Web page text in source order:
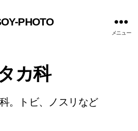
PHOTO
メニュー
カ科
。トビ、ノスリなど